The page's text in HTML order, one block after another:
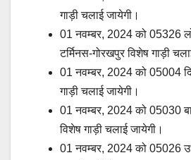
गाड़ी चलाई जायेगी।
01 नवम्बर, 2024 को 05326
टर्मिनस-गोरखपुर विशेष गाड़ी
01 नवम्बर, 2024 को 05004
गाड़ी चलाई जायेगी।
01 नवम्बर, 2024 को 05030
विशेष गाड़ी चलाई जायेगी।
01 नवम्बर, 2024 को 05026